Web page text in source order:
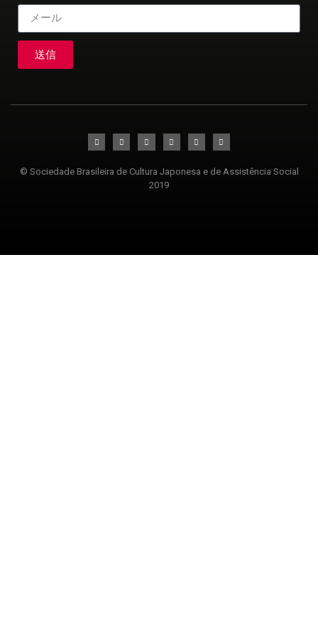
送信
© Sociedade Brasileira de Cultura Japonesa e de Assistência Social
2019